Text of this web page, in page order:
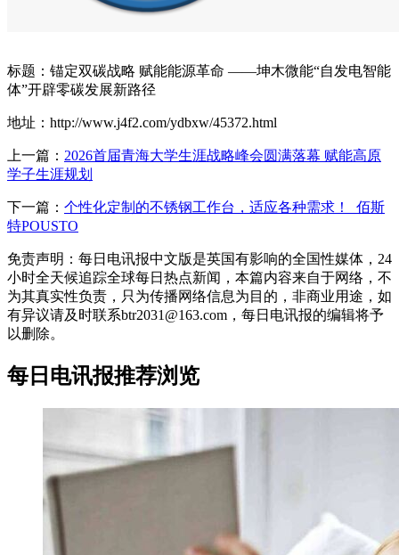
标题：锚定双碳战略 赋能能源革命 ——坤木微能“自发电智能
体”开辟零碳发展新路径
地址：http://www.j4f2.com/ydbxw/45372.html
上一篇： 2026首届青海大学生涯战略峰会圆满落幕 赋能高原
学子生涯规划
下一篇： 个性化定制的不锈钢工作台，适应各种需求！_佰斯
特POUSTO
免责声明：每日电讯报中文版是英国有影响的全国性媒体，24
小时全天候追踪全球每日热点新闻，本篇内容来自于网络，不
为其真实性负责，只为传播网络信息为目的，非商业用途，如
有异议请及时联系btr2031@163.com，每日电讯报的编辑将予
以删除。
每日电讯报推荐浏览